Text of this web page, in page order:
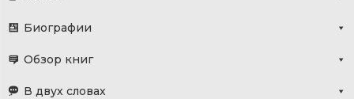
Биографии
Обзор книг
В двух словах